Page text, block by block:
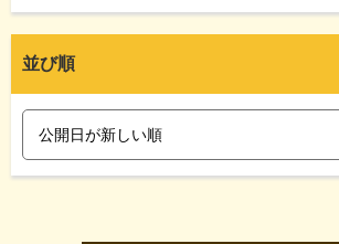
並び順